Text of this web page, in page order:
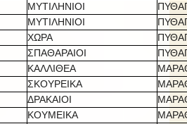
ΜΥΤΙΛΗΝΙΟΙ
ΜΥΤΙΛΗΝΙΟΙ
ΧΩΡΑ
ΣΠΑΘΑΡΑΙΟΙ
ΚΑΛΛΙΘΕΑ
ΣΚΟΥΡΕΙΚΑ
ΔΡΑΚΑΙΟΙ
ΚΟΥΜΕΙΚΑ